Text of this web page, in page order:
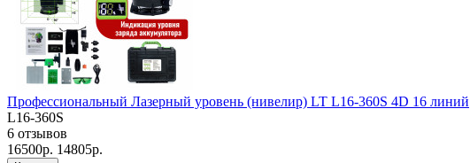
Профессиональный Лазерный уровень (нивелир) LT L16-360S 4D 16 линий
L16-360S
6 отзывов
16500р. 14805р.